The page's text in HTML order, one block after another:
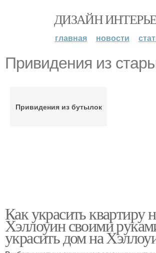
ДИЗАЙН
главная новости
Привидения из
Привидения из бутылок
Как украсить квартиру
Хэллоуин своими
украсить дом на